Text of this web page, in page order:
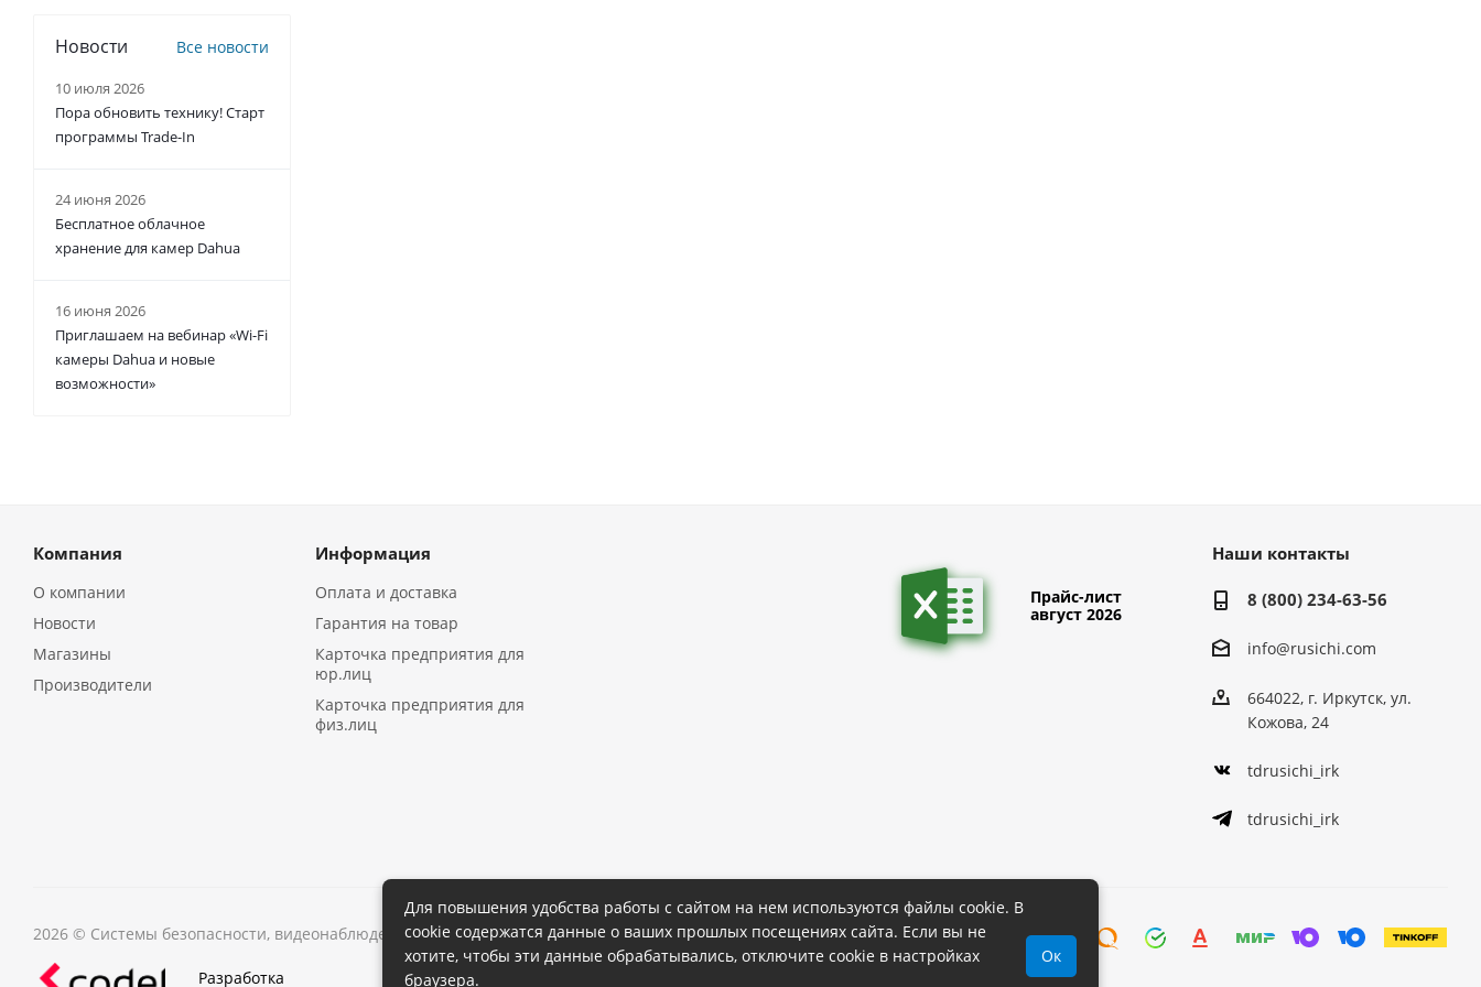
Новости Все новости
10 июля 2026
Пора обновить технику! Старт
программы Trade-In
24 июня 2026
Бесплатное облачное
хранение для камер Dahua
16 июня 2026
Приглашаем на вебинар «Wi-Fi
камеры Dahua и новые
возможности»
Компания
О компании
Новости
Магазины
Производители
Информация
Оплата и доставка
Гарантия на товар
Карточка предприятия для
юр.лиц
Карточка предприятия для
физ.лиц
Прайс-лист
август 2026
Наши контакты
8 (800) 234-63-56
info@rusichi.com
664022, г. Иркутск, ул.
Кожова, 24
tdrusichi_irk
tdrusichi_irk
2026 © Системы безопасности, видеонаблюдения в ИркутскеПолитика конфиденциальности
Разработка
Для повышения удобства работы с сайтом на нем используются файлы cookie. В
cookie содержатся данные о ваших прошлых посещениях сайта. Если вы не
хотите, чтобы эти данные обрабатывались, отключите cookie в настройках
браузера.
Ок